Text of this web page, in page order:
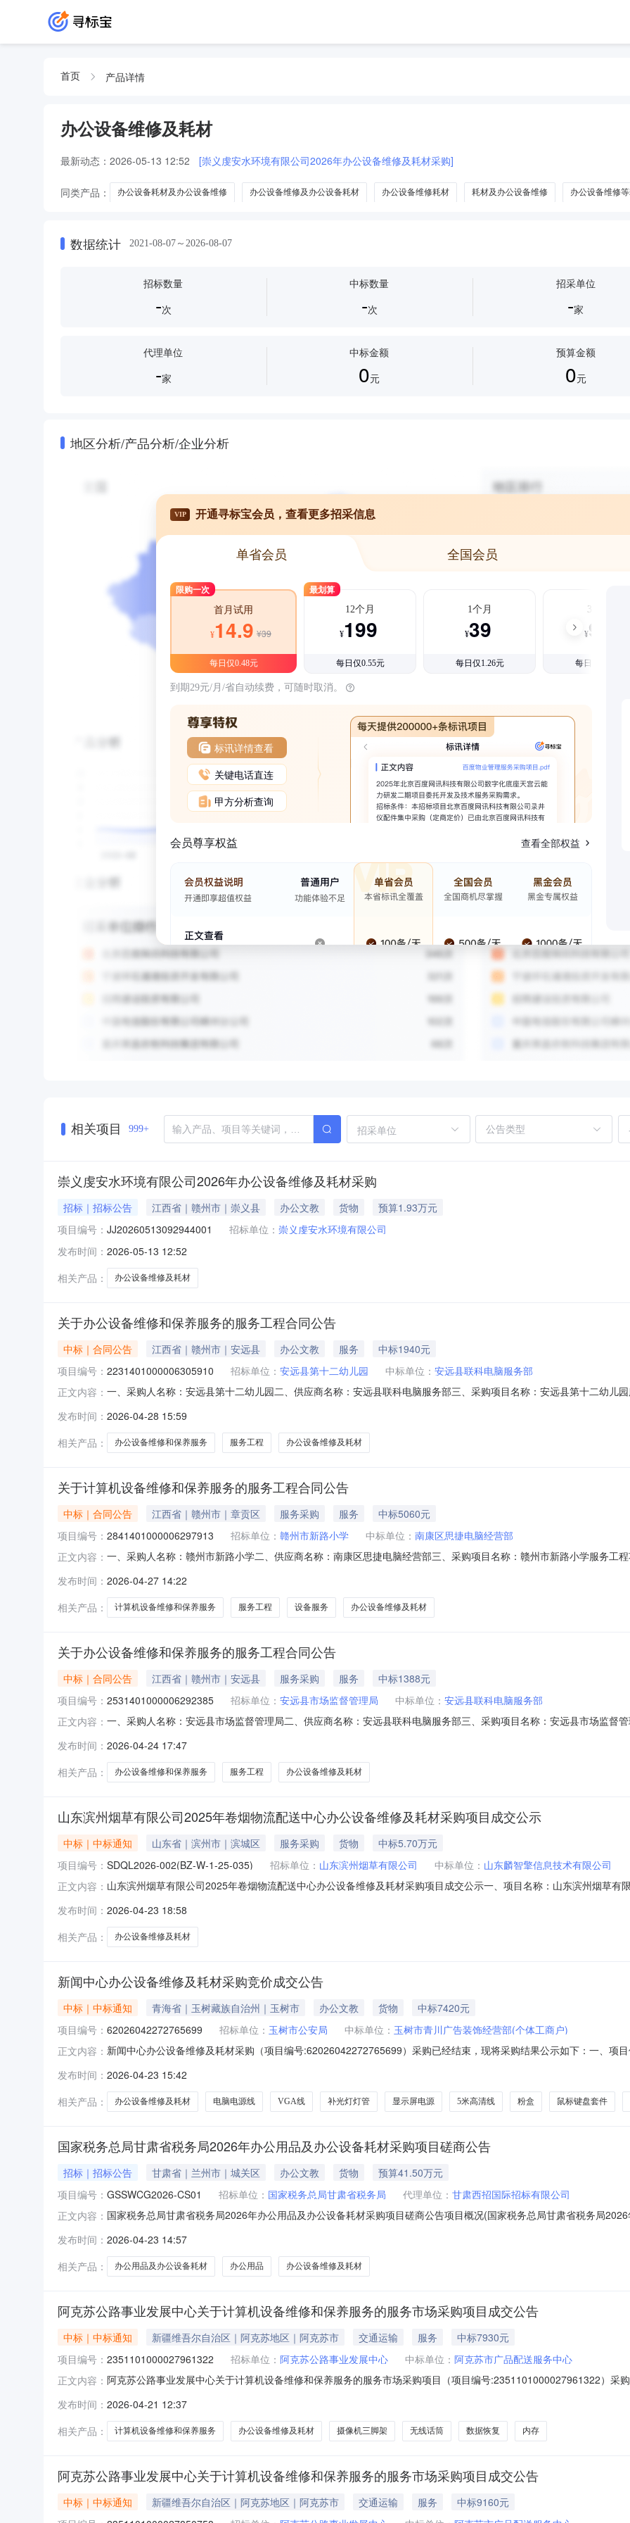
首页 产品详情
办公设备维修及耗材
最新动态： 2026-05-13 12:52 [崇义虔安水环境有限公司2026年办公设备维修及耗材采购]
同类产品： 办公设备耗材及办公设备维修 办公设备维修及办公设备耗材 办公设备维修耗材 耗材及办公设备维修 办公设备维修
数据统计 2021-08-07～2026-08-07
招标数量
-次
中标数量
-次
招采单位
-家
代理单位
-家
中标金额
0元
预算金额
0元
地区分析/产品分析/企业分析
VIP 开通寻标宝会员，查看更多招采信息
单省会员 全国会员
限购一次
首月试用
¥14.9 ¥39
每日仅0.48元
最划算
12个月
¥199
每日仅0.55元
1个月
¥39
每日仅1.26元
3个月
¥99
每日仅1.08元
到期29元/月/省自动续费，可随时取消。
标讯详情查看
关键电话直连
甲方分析查询
会员尊享权益 查看全部权益
相关项目 999+ 招采单位
崇义虔安水环境有限公司2026年办公设备维修及耗材采购
招标｜招标公告 江西省｜赣州市｜崇义县 办公文教 货物
预算1.93万元
项目编号： JJ20260513092944001 招标单位： 崇义虔安水环境有限公司
发布时间： 2026-05-13 12:52
相关产品：
办公设备维修及耗材
关于办公设备维修和保养服务的服务工程合同公告
中标｜合同公告 江西省｜赣州市｜安远县 办公文教 服务
中标1940元
项目编号： 2231401000006305910 招标单位： 安远县第十二幼儿园 中标单位： 安远县联科电脑服务部
正文内容： 一、采购人名称：安远县第十二幼儿园二、供应商名称：安远县联科电脑服务部三、采购项目名称：安远县第十二幼儿
七、其它事项：无八、联系方式1、采购人名称：安远县第十二幼儿园联系人：汪春钰联系电话：1807975****传真：地
发布时间： 2026-04-28 15:59
相关产品：
办公设备维修和保养服务 服务工程 办公设备维修及耗材
关于计算机设备维修和保养服务的服务工程合同公告
中标｜合同公告 江西省｜赣州市｜章贡区 服务采购 服务
中标5060元
项目编号： 2841401000006297913 招标单位： 赣州市新路小学 中标单位： 南康区思捷电脑经营部
正文内容： 一、采购人名称：赣州市新路小学二、供应商名称：南康区思捷电脑经营部三、采购项目名称：赣州市新路小学服务工
系方式1、采购人名称：赣州市新路小学联系人：李梅萍联系电话：1887073****传真：地址：蓉江新区阳光和谐家园东
发布时间： 2026-04-27 14:22
相关产品：
计算机设备维修和保养服务 服务工程 设备服务 办公设备维修及耗材
关于办公设备维修和保养服务的服务工程合同公告
中标｜合同公告 江西省｜赣州市｜安远县 服务采购 服务
中标1388元
项目编号： 2531401000006292385 招标单位： 安远县市场监督管理局 中标单位： 安远县联科电脑服务部
正文内容： 一、采购人名称：安远县市场监督管理局二、供应商名称：安远县联科电脑服务部三、采购项目名称：安远县市场监督
要求或标的基本概况：七、其它事项：无八、联系方式1、采购人名称：安远县市场监督管理局联系人：赖建伟联系电
源
发布时间： 2026-04-24 17:47
相关产品：
办公设备维修和保养服务 服务工程 办公设备维修及耗材
山东滨州烟草有限公司2025年卷烟物流配送中心办公设备维修及耗材采购项目成交公示
中标｜中标通知 山东省｜滨州市｜滨城区 服务采购 货物
中标5.70万元
项目编号： SDQL2026-002(BZ-W-1-25-035) 招标单位： 山东滨州烟草有限公司 中标单位： 山东麟智擎信息技术有限公司
正文内容： 山东滨州烟草有限公司2025年卷烟物流配送中心办公设备维修及耗材采购项目成交公示一、项目名称：山东滨州烟草
况：标段号采购内容成交候选人情况成交候选人名称成交候选人地址投标报价(元)标段1山东滨州烟草有限公司2025年
发布时间： 2026-04-23 18:58
相关产品：
办公设备维修及耗材
新闻中心办公设备维修及耗材采购竞价成交公告
中标｜中标通知 青海省｜玉树藏族自治州｜玉树市 办公文教 货物
中标7420元
项目编号： 62026042272765699 招标单位： 玉树市公安局 中标单位： 玉树市青川广告装饰经营部(个体工商户)
正文内容： 新闻中心办公设备维修及耗材采购（项目编号:62026042272765699）采购已经结束，现将采购结果公示如下：一、项
2214:37-2026-04-2314:37二、采购单位信息采购单位名称：玉树市公安局（本级）采购单位地址：青海省玉树藏族自
发布时间： 2026-04-23 15:42
相关产品：
办公设备维修及耗材 电脑电源线 VGA线 补光灯灯管 显示屏电源 5米高清线 粉盒 鼠标键盘套件
国家税务总局甘肃省税务局2026年办公用品及办公设备耗材采购项目磋商公告
招标｜招标公告 甘肃省｜兰州市｜城关区 办公文教 货物
预算41.50万元
项目编号： GSSWCG2026-CS01 招标单位： 国家税务总局甘肃省税务局 代理单位： 甘肃西招国际招标有限公司
正文内容： 国家税务总局甘肃省税务局2026年办公用品及办公设备耗材采购项目磋商公告项目概况(国家税务总局甘肃省税务局
号：GSSWCG2026-CS01项目名称：国家税务总局甘肃省税务局2026年办公用品及办公设备耗材采购项目采购方式：
发布时间： 2026-04-23 14:57
相关产品：
办公用品及办公设备耗材 办公用品 办公设备维修及耗材
阿克苏公路事业发展中心关于计算机设备维修和保养服务的服务市场采购项目成交公告
中标｜中标通知 新疆维吾尔自治区｜阿克苏地区｜阿克苏市 交通运输 服务
中标7930元
项目编号： 2351101000027961322 招标单位： 阿克苏公路事业发展中心 中标单位： 阿克苏市广品配送服务中心
正文内容： 阿克苏公路事业发展中心关于计算机设备维修和保养服务的服务市场采购项目（项目编号:2351101000027961322）采
文号:采购计划金额（元）:项目所在行政区划编码:652999项目所在行政区划名称:阿克苏地区本级报价起止时间:-二、采
发布时间： 2026-04-21 12:37
相关产品：
计算机设备维修和保养服务 办公设备维修及耗材 摄像机三脚架 无线话筒 数据恢复 内存
阿克苏公路事业发展中心关于计算机设备维修和保养服务的服务市场采购项目成交公告
中标｜中标通知 新疆维吾尔自治区｜阿克苏地区｜阿克苏市 交通运输 服务
中标9160元